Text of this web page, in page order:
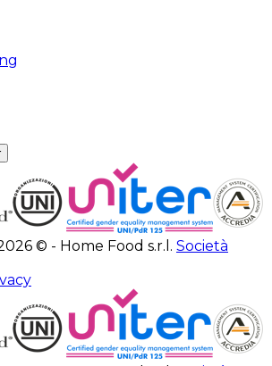
© - Home Food s.r.l. Società